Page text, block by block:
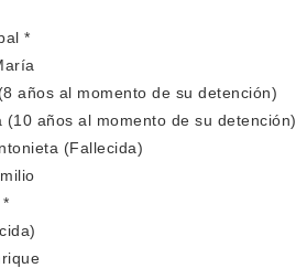
*
años al momento de su detención)
(10 años al momento de su detención)
(Fallecida)